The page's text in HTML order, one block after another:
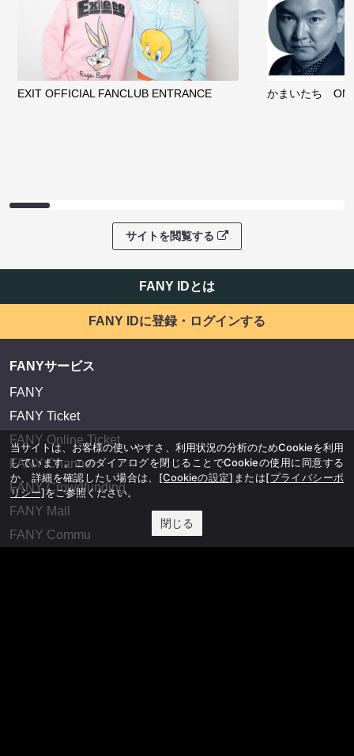
EXIT OFFICIAL FANCLUB ENTRANCE かまいたち
サイトを閲覧する
FANY IDとは
FANY IDに登録・ログインする
FANYサービス
FANY
FANY Ticket
FANY Online Ticket
FANY Channel
FANY Crowdfunding
FANY Mall
FANY Commu
当サイトは、お客様の使いやすさ、利用状況の分析のためCookieを利用
しています。このダイアログを閉じることでCookieの使用に同意する
か、詳細を確認したい場合は、 [Cookieの設定] または[プライバシーポ
リシー]をご参照ください。
閉じる